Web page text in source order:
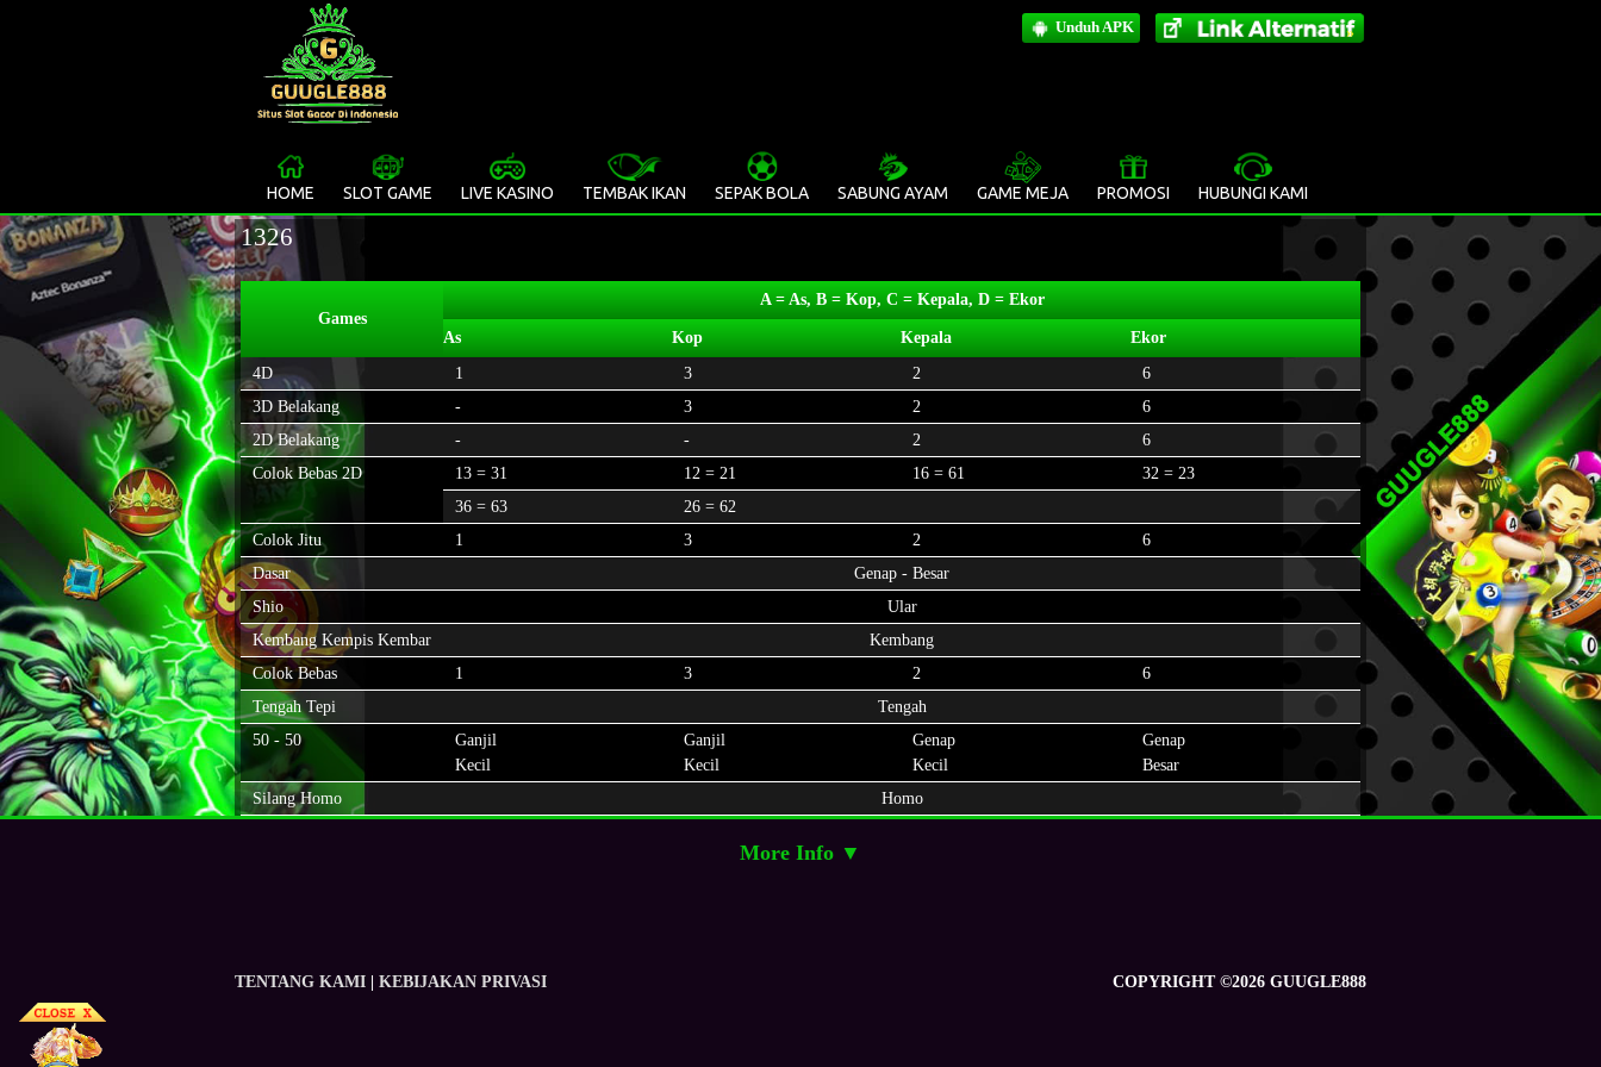
Unduh APK »
HOME SLOT GAME LIVE KASINO TEMBAK IKAN SEPAK BOLA SABUNG AYAM GAME MEJA PROMOSI HUBUNGI KAMI
1326
Games
A = As, B = Kop, C = Kepala, D = Ekor
As Kop Kepala
Ekor
4D
1 3 2
6
3D Belakang
- 3 2
6
2D Belakang
- - 2
6
Colok Bebas 2D
13 = 31 12 = 21 16 = 61
32 = 23
36 = 63
26 = 62
Colok Jitu
1 3 2
6
Dasar
Genap - Besar
Shio
Ular
Kembang Kempis Kembar
Kembang
Colok Bebas
1 3 2
6
Tengah Tepi
Tengah
50 - 50
Ganjil
Kecil
Ganjil
Kecil
Genap
Kecil
Genap
Besar
Silang Homo
Homo
More Info ▼
TENTANG KAMI KEBIJAKAN PRIVASI COPYRIGHT ©2026 GUUGLE888